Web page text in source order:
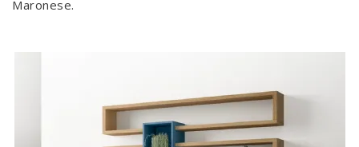
Maronese.